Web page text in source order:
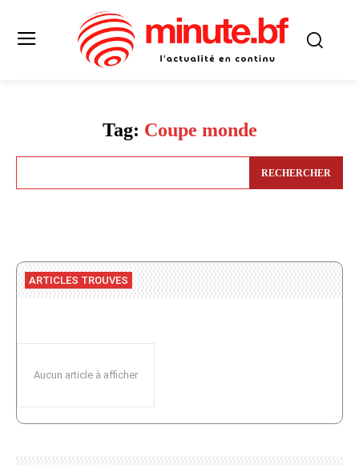
Tag: Coupe monde
RECHERCHER
ARTICLES TROUVES
Aucun article à afficher